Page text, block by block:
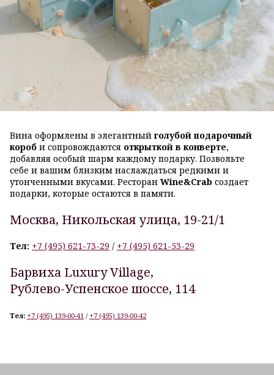
Вина оформлены в элегантныйголубой подарочный
короб и сопровождаются открыткой в конверте,
добавляя особый шарм каждому подарку. Позвольте
себе и вашим близким наслаждаться редкими и
утонченными вкусами. Ресторан Wine&Crab создает
подарки, которые остаются в памяти.
Москва, Никольская улица, 19-21/1
Тел: +7 (495) 621-73-29 / +7 (495) 621-53-29
Барвиха Luxury Village,
Рублево-Успенское шоссе, 114
Тел: +7 (495) 139-00-41 / +7 (495) 139-00-42